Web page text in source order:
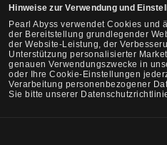
Hinweise zur Verwendung und
Pearl Abyss verwendet Cookies und
der Bereitstellung grundlegender
der Website-Leistung, der
Unterstützung personalisierter
genauen Verwendungszwecke in
oder Ihre Cookie-Einstellungen
Verarbeitung personenbezogener
Sie bitte unserer